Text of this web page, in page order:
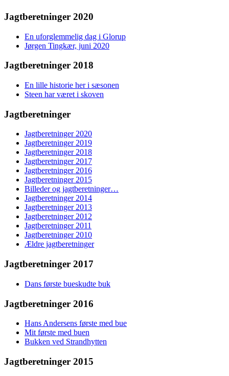
Jagtberetninger 2020
En uforglemmelig dag i Glorup
Jørgen Tingkær, juni 2020
Jagtberetninger 2018
En lille historie her i sæsonen
Steen har været i skoven
Jagtberetninger
Jagtberetninger 2020
Jagtberetninger 2019
Jagtberetninger 2018
Jagtberetninger 2017
Jagtberetninger 2016
Jagtberetninger 2015
Billeder og jagtberetninger…
Jagtberetninger 2014
Jagtberetninger 2013
Jagtberetninger 2012
Jagtberetninger 2011
Jagtberetninger 2010
Ældre jagtberetninger
Jagtberetninger 2017
Dans første bueskudte buk
Jagtberetninger 2016
Hans Andersens første med bue
Mit første med buen
Bukken ved Strandhytten
Jagtberetninger 2015